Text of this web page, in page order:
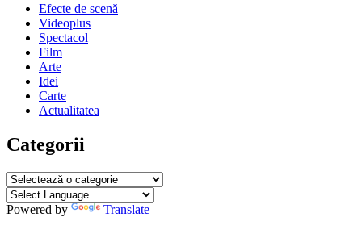
Efecte de scenă
Videoplus
Spectacol
Film
Arte
Idei
Carte
Actualitatea
Categorii
Categorii
Powered by Translate